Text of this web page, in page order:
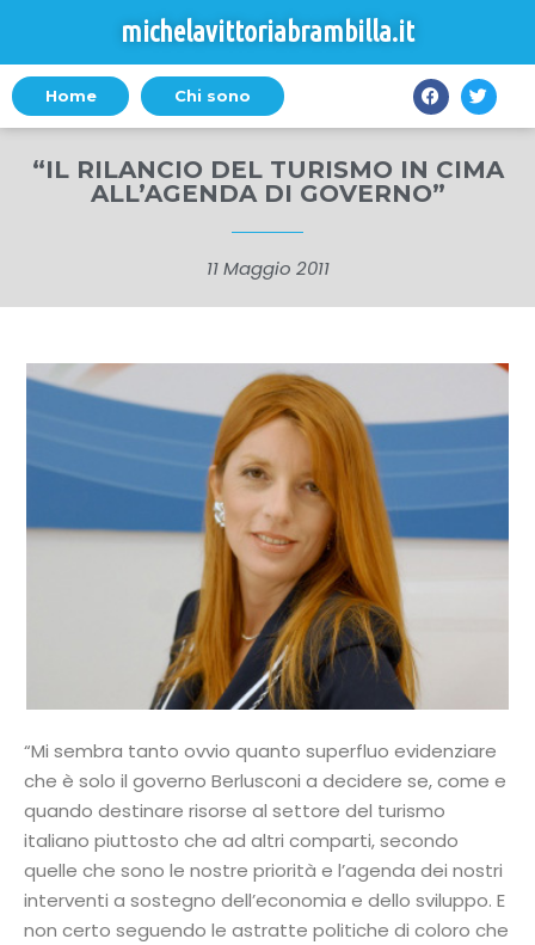
michelavittoriabrambilla.it
Home Chi sono
“IL RILANCIO DEL TURISMO IN CIMA
ALL’AGENDA DI GOVERNO”
11 Maggio 2011
“Mi sembra tanto ovvio quanto superfluo evidenziare
che è solo il governo Berlusconi a decidere se, come e
quando destinare risorse al settore del turismo
italiano piuttosto che ad altri comparti, secondo
quelle che sono le nostre priorità e l’agenda dei nostri
interventi a sostegno dell’economia e dello sviluppo. E
non certo seguendo le astratte politiche di coloro che